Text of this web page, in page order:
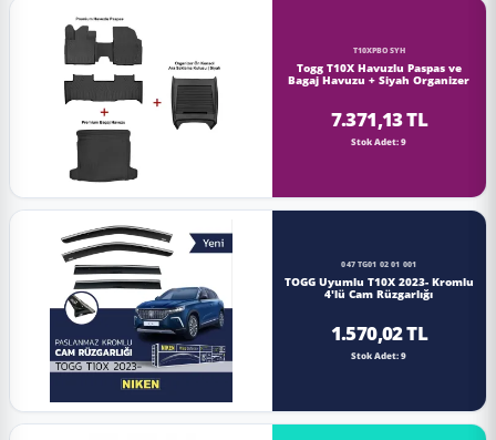
T10XPBOSYH
Togg T10X Havuzlu Paspas ve
Bagaj Havuzu + Siyah Organizer
7.371,13 TL
Stok Adet: 9
047 TG01 02 01 001
TOGG Uyumlu T10X 2023- Kromlu
4'lü Cam Rüzgarlığı
1.570,02 TL
Stok Adet: 9